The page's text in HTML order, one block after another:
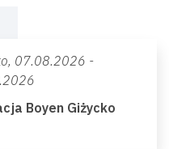
07.08.2026 -
Boyen Giżycko